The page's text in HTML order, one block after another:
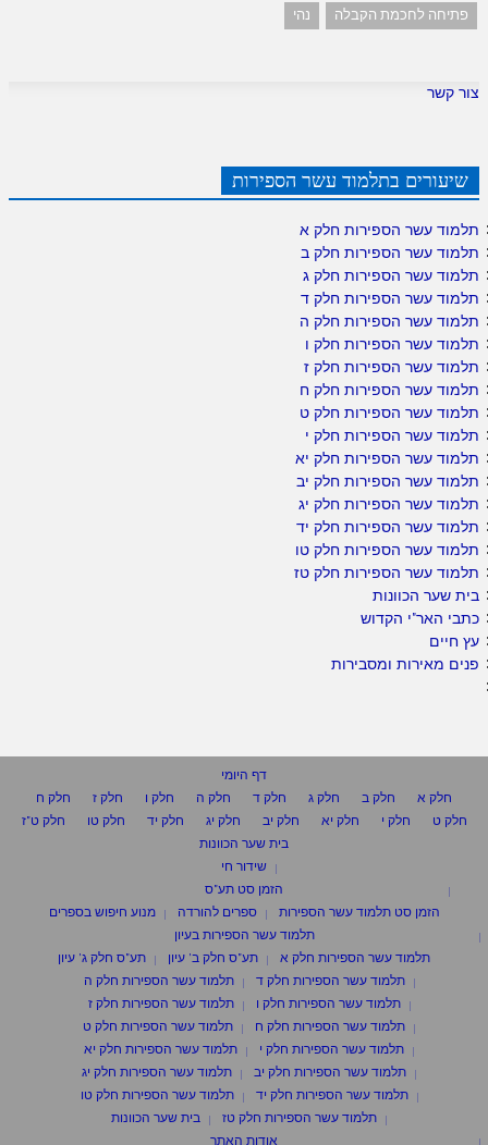
פתיחה לחכמת הקבלה
נהי
צור קשר
שיעורים בתלמוד עשר הספירות
תלמוד עשר הספירות חלק א
תלמוד עשר הספירות חלק ב
תלמוד עשר הספירות חלק ג
תלמוד עשר הספירות חלק ד
תלמוד עשר הספירות חלק ה
תלמוד עשר הספירות חלק ו
תלמוד עשר הספירות חלק ז
תלמוד עשר הספירות חלק ח
תלמוד עשר הספירות חלק ט
תלמוד עשר הספירות חלק י
תלמוד עשר הספירות חלק יא
תלמוד עשר הספירות חלק יב
תלמוד עשר הספירות חלק יג
תלמוד עשר הספירות חלק יד
תלמוד עשר הספירות חלק טו
תלמוד עשר הספירות חלק טז
בית שער הכוונות
כתבי האר"י הקדוש
עץ חיים
פנים מאירות ומסבירות
דף היומי
חלק א
חלק ב חלק ג חלק ד חלק ה חלק ו חלק ז
חלק ח
חלק ט
חלק י חלק יא חלק יב חלק יג חלק יד חלק טו
חלק ט"ז
בית שער הכוונות
שידור חי
הזמן סט תע"ס
הזמן סט תלמוד עשר הספירות
ספרים להורדה
מנוע חיפוש בספרים
תלמוד עשר הספירות בעיון
תלמוד עשר הספירות חלק א
תע"ס חלק ב' עיון
תע"ס חלק ג' עיון
תלמוד עשר הספירות חלק ד
תלמוד עשר הספירות חלק ה
תלמוד עשר הספירות חלק ו
תלמוד עשר הספירות חלק ז
תלמוד עשר הספירות חלק ח
תלמוד עשר הספירות חלק ט
תלמוד עשר הספירות חלק י
תלמוד עשר הספירות חלק יא
תלמוד עשר הספירות חלק יב
תלמוד עשר הספירות חלק יג
תלמוד עשר הספירות חלק יד
תלמוד עשר הספירות חלק טו
תלמוד עשר הספירות חלק טז
בית שער הכוונות
אודות האתר